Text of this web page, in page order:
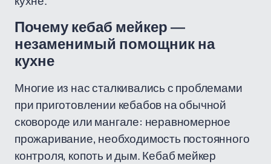
Почему кебаб мейкер —
незаменимый помощник на
кухне
Многие из нас сталкивались с проблемами
при приготовлении кебабов на обычной
сковороде или мангале: неравномерное
прожаривание, необходимость постоянного
контроля, копоть и дым. Кебаб мейкер